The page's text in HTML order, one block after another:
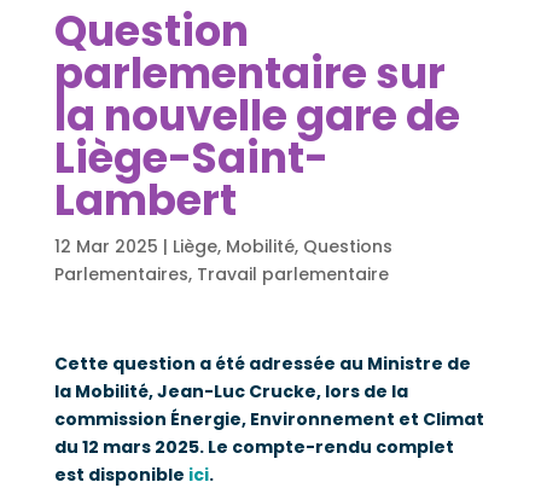
Question
parlementaire sur
la nouvelle gare de
Liège-Saint-
Lambert
12 Mar 2025 | Liège, Mobilité, Questions
Parlementaires, Travail parlementaire
Cette question a été adressée au Ministre de
la Mobilité, Jean-Luc Crucke, lors de la
commission Énergie, Environnement et Climat
du 12 mars 2025. Le compte-rendu complet
est disponible ici.